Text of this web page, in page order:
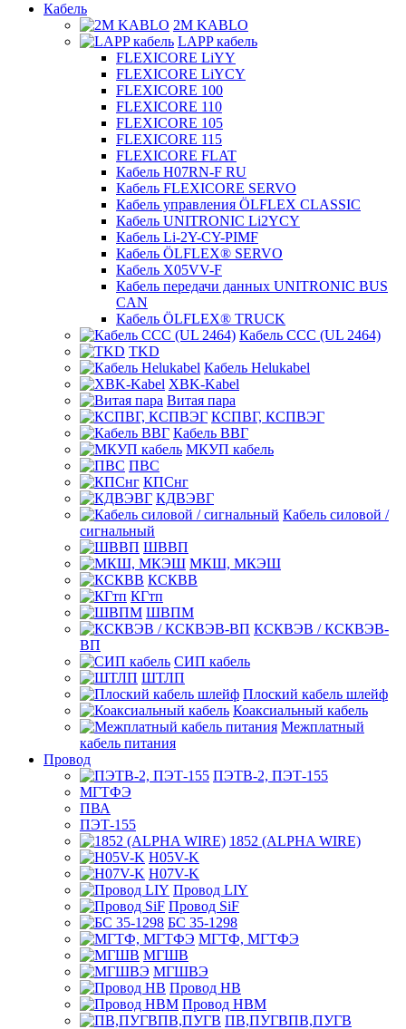
Кабель
2M KABLO
LAPP кабель
FLEXICORE LiYY
FLEXICORE LiYCY
FLEXICORE 100
FLEXICORE 110
FLEXICORE 105
FLEXICORE 115
FLEXICORE FLAT
Кабель H07RN-F RU
Кабель FLEXICORE SERVO
Кабель управления ÖLFLEX CLASSIC
Кабель UNITRONIC Li2YCY
Кабель Li-2Y-CY-PIMF
Кабель ÖLFLEX® SERVO
Кабель X05VV-F
Кабель передачи данных UNITRONIC BUS
CAN
Кабель ÖLFLEX® TRUCK
Кабель CCC (UL 2464)
TKD
Кабель Helukabel
XBK-Kabel
Витая пара
КСПВГ, КСПВЭГ
Кабель ВВГ
МКУП кабель
ПВС
КПСнг
КДВЭВГ
Кабель силовой /
сигнальный
ШВВП
МКШ, МКЭШ
КСКВВ
КГтп
ШВПМ
КСКВЭВ / КСКВЭВ-
ВП
СИП кабель
ШТЛП
Плоский кабель шлейф
Коаксиальный кабель
Межплатный
кабель питания
Провод
ПЭТВ-2, ПЭТ-155
МГТФЭ
ПВА
ПЭТ-155
1852 (ALPHA WIRE)
H05V-K
H07V-K
Провод LIY
Провод SiF
БС 35-1298
МГТФ, МГТФЭ
МГШВ
МГШВЭ
Провод НВ
Провод НВМ
ПВ,ПУГВПВ,ПУГВ